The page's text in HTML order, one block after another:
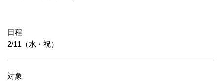
日程
2/11（水・祝）
対象